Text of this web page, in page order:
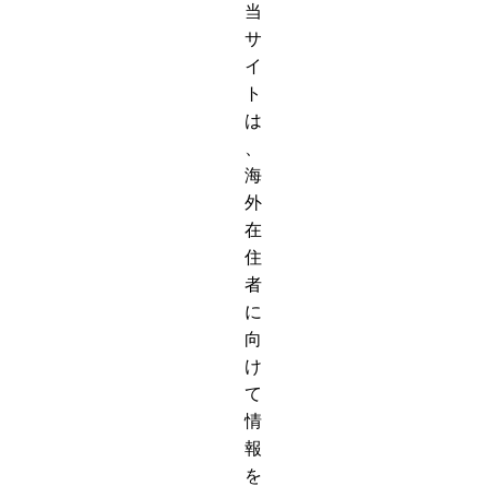
当
サ
イ
ト
は
海
外
在
住
者
に
向
け
て
情
報
を